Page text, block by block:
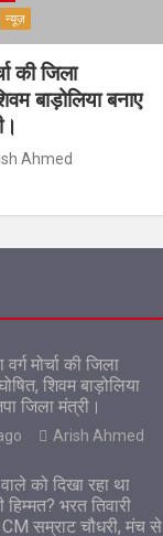
न्यूज़
की जिला
बाड़ोलिया बनाए
Ahmed
मोर्चा की जिला
शिवम बाड़ोलिया
जिला मंत्री।
Arish Ahmed
को दिखा रहा था
भरत तिवारी
सम्राट चौधरी, मंच से